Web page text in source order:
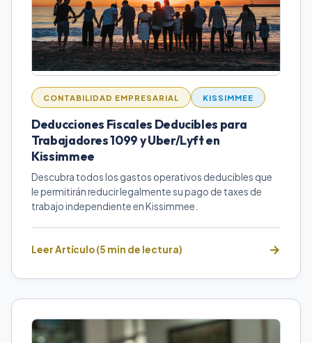
CONTABILIDAD EMPRESARIAL KISSIMMEE
Deducciones Fiscales Deducibles para
Trabajadores 1099 y Uber/Lyft en
Kissimmee
Descubra todos los gastos operativos deducibles que
le permitirán reducir legalmente su pago de taxes de
trabajo independiente en Kissimmee.
Leer Artículo (5 min de lectura)